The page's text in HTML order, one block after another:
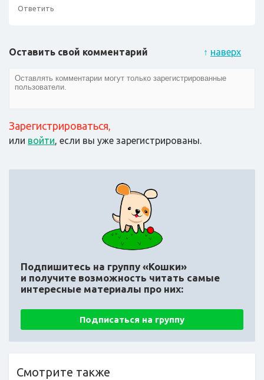
Ответить
↑ наверх
Оставить свой комментарий
Зарегистрироваться,
или войти, если вы уже зарегистрированы.
Подпишитесь на группу «Кошки»
и получите возможность читать самые
интересные материалы про них:
Подписаться на группу
Смотрите также